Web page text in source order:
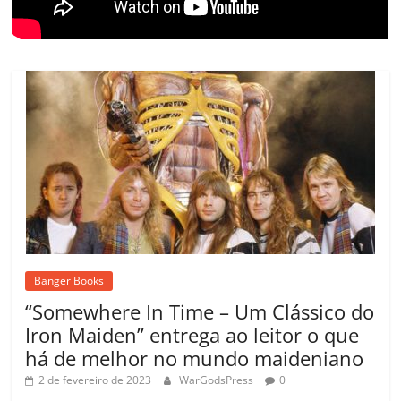
Banger Books
“Somewhere In Time – Um Clássico do
Iron Maiden” entrega ao leitor o que
há de melhor no mundo maideniano
2 de fevereiro de 2023 WarGodsPress 0